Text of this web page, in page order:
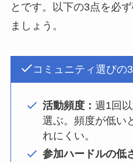
とです。以下の3点を必
ましょう。
コミュニティ選びの
活動頻度： 週1回
選ぶ。頻度が低い
れにくい。
参加ハードルの低